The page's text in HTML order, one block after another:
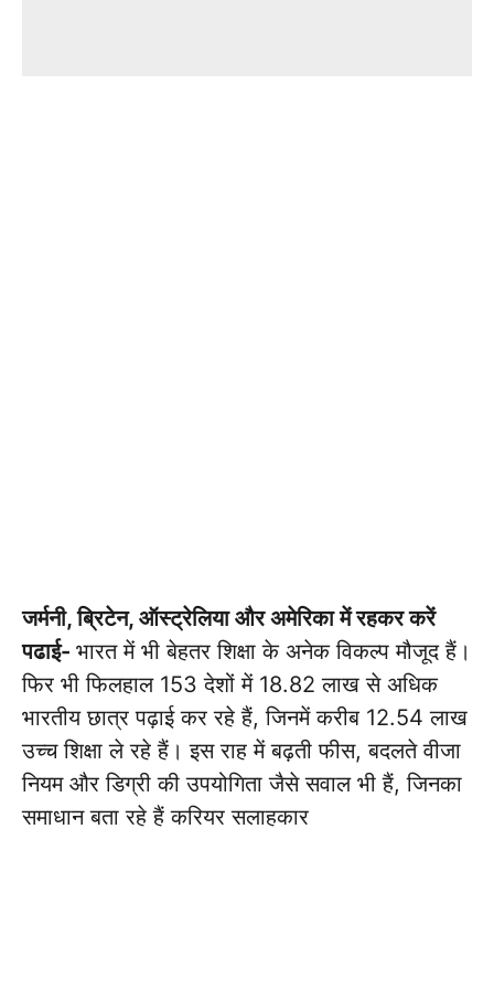
जर्मनी, ब्रिटेन, ऑस्ट्रेलिया और अमेरिका में रहकर करें
पढाई- भारत में भी बेहतर शिक्षा के अनेक विकल्प मौजूद हैं।
फिर भी फिलहाल 153 देशों में 18.82 लाख से अधिक
भारतीय छात्र पढ़ाई कर रहे हैं, जिनमें करीब 12.54 लाख
उच्च शिक्षा ले रहे हैं। इस राह में बढ़ती फीस, बदलते वीजा
नियम और डिग्री की उपयोगिता जैसे सवाल भी हैं, जिनका
समाधान बता रहे हैं करियर सलाहकार